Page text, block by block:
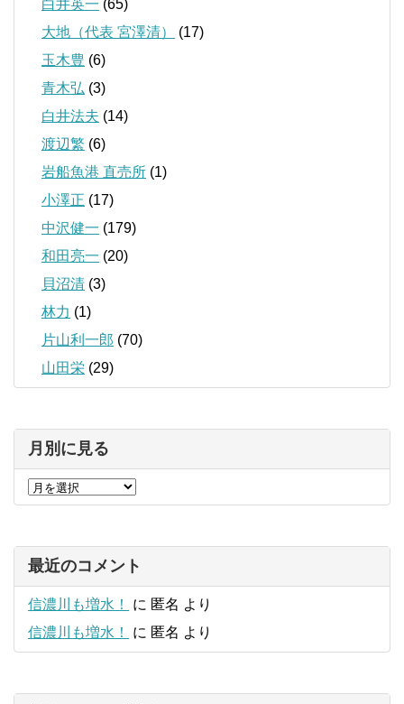
白井英一 (65)
大地（代表 宮澤清）
(17)
玉木豊 (6)
青木弘 (3)
白井法夫 (14)
渡辺繁 (6)
岩船魚港 直売所 (1)
小澤正 (17)
中沢健一 (179)
和田亮一 (20)
貝沼清 (3)
林力 (1)
片山利一郎 (70)
山田栄 (29)
月別に見る
最近のコメント
信濃川も増水！ に 匿名 より
信濃川も増水！
に 匿名 より